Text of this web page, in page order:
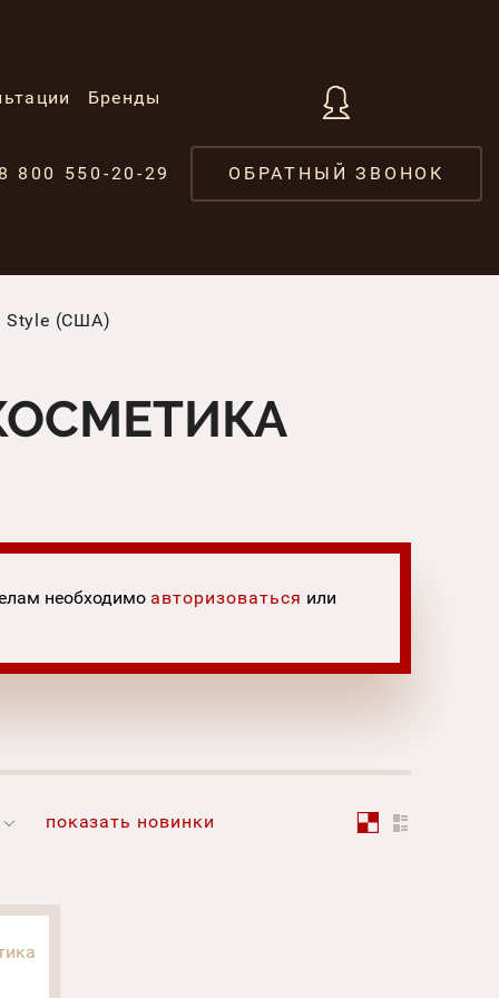
Бренды
8 800 550-20-29 ОБРАТНЫЙ ЗВОНОК
Style (США)
необходимо авторизоваться или
показать новинки